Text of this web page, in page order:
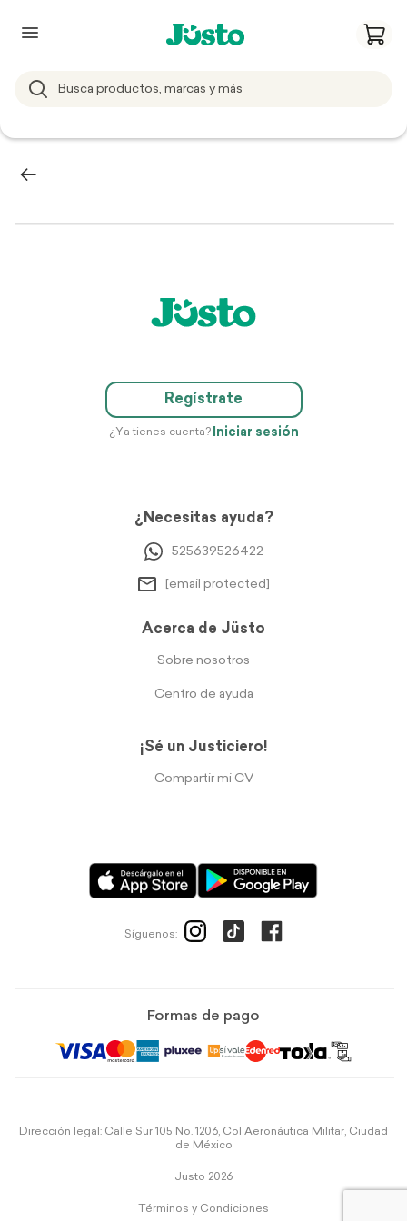
Regístrate
¿Ya tienes cuenta? Iniciar sesión
¿Necesitas ayuda?
525639526422
[email protected]
Acerca de Jüsto
Sobre nosotros
Centro de ayuda
¡Sé un Justiciero!
Compartir mi CV
Síguenos:
Formas de pago
Dirección legal: Calle Sur 105 No. 1206, Col Aeronáutica Militar, Ciudad
de México
Justo 2026
Términos y Condiciones